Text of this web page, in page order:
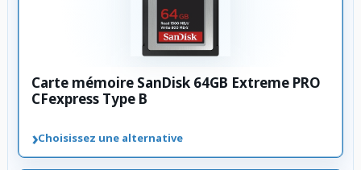
Carte mémoire SanDisk 64GB Extreme PRO
CFexpress Type B
›Choisissez une alternative